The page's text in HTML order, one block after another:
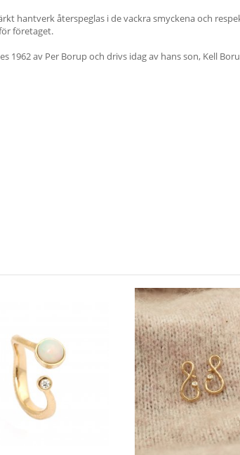
hantverk återspeglas i de vackra smyckena och
företaget.
1962 av Per Borup och drivs idag av hans son, Kell